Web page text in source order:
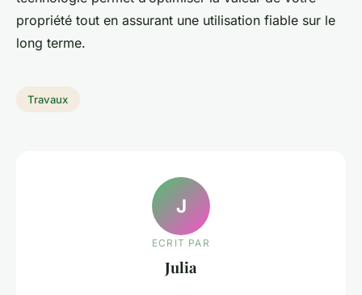
propriété tout en assurant une utilisation fiable sur le
long terme.
Travaux
J
ECRIT PAR
Julia